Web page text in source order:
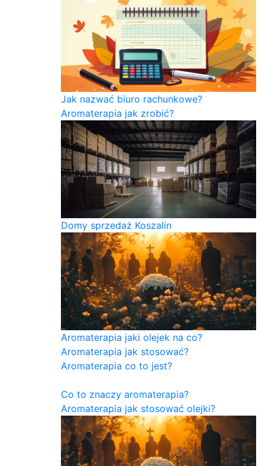
Jak nazwać biuro rachunkowe?
Aromaterapia jak zrobić?
Domy sprzedaż Koszalin
Aromaterapia jaki olejek na co?
Aromaterapia jak stosować?
Aromaterapia co to jest?
Co to znaczy aromaterapia?
Aromaterapia jak stosować olejki?